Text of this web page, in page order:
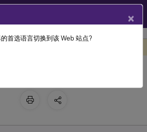
Citrix Linux 虚拟投递代理 2210
Service 集成
×
首选语言切换到该 Web 站点?